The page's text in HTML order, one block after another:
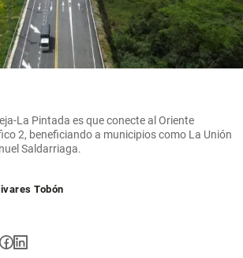
La Pintada es que conecte al Oriente
2, beneficiando a municipios como La Unión
Saldarriaga.
Tobón